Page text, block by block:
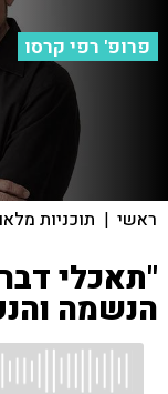
פרופ' רפי קרסו
ראשי | תוכניות
"תאכלי
הנשמה